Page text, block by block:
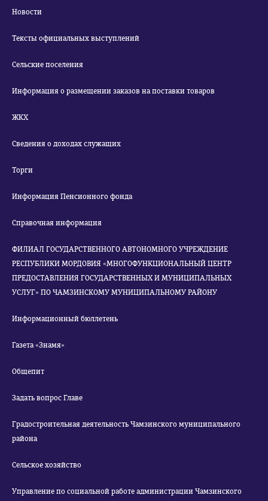
Новости
Тексты официальных выступлений
Сельские поселения
Информация о размещении заказов на поставки товаров
ЖКХ
Сведения о доходах служащих
Торги
Информация Пенсионного фонда
Справочная информация
ФИЛИАЛ ГОСУДАРСТВЕННОГО АВТОНОМНОГО УЧРЕЖДЕНИЕ
РЕСПУБЛИКИ МОРДОВИЯ «МНОГОФУНКЦИОНАЛЬНЫЙ ЦЕНТР
ПРЕДОСТАВЛЕНИЯ ГОСУДАРСТВЕННЫХ И МУНИЦИПАЛЬНЫХ
УСЛУГ» ПО ЧАМЗИНСКОМУ МУНИЦИПАЛЬНОМУ РАЙОНУ
Информационный бюллетень
Газета «Знамя»
Общепит
Задать вопрос Главе
Градостроительная деятельность Чамзинского муниципального
района
Сельское хозяйство
Управление по социальной работе администрации Чамзинского